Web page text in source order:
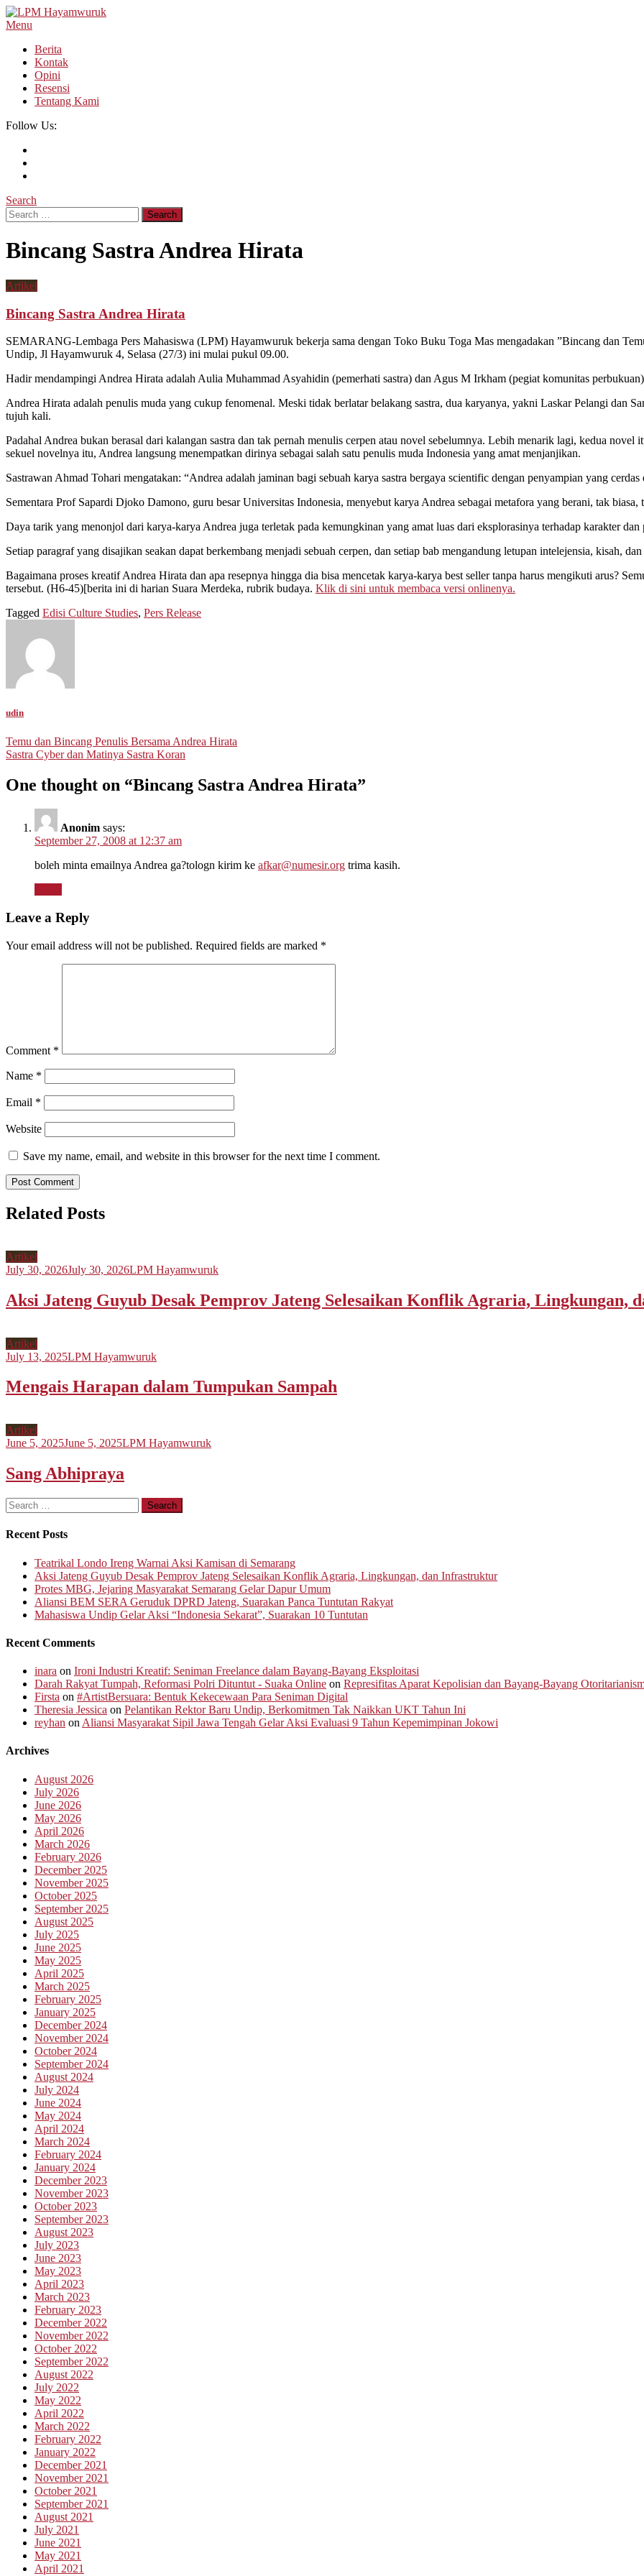
Skip
To
Menu
Berita
Kontak
Opini
Resensi
Tentang Kami
Follow Us:
Search
Search
for:
Bincang Sastra Andrea Hirata
Artikel
Bincang Sastra Andrea Hirata
SEMARANG-Lembaga Pers Mahasiswa (LPM) Hayamwuruk bekerja sama dengan Toko Buku Toga Mas mengadakan ”Bincang dan
Undip, Jl Hayamwuruk 4, Selasa (27/3) ini mulai pukul 09.00.
Hadir mendampingi Andrea Hirata adalah Aulia Muhammad Asyahidin (pemerhati sastra) dan Agus M Irkham (pegiat komunitas
Andrea Hirata adalah penulis muda yang cukup fenomenal. Meski tidak berlatar belakang sastra, dua karyanya, yakni Laskar Pelangi dan
tujuh kali.
Padahal Andrea bukan berasal dari kalangan sastra dan tak pernah menulis cerpen atau novel sebelumnya. Lebih menarik lagi, kedua
sekuel novelnya itu, Andrea langsung menempatkan dirinya sebagai salah satu penulis muda Indonesia yang amat menjanjikan.
Sastrawan Ahmad Tohari mengatakan: “Andrea adalah jaminan bagi sebuah karya sastra bergaya scientific dengan penyampian yang cerdas
Sementara Prof Sapardi Djoko Damono, guru besar Universitas Indonesia, menyebut karya Andrea sebagai metafora yang berani, tak
Daya tarik yang menonjol dari karya-karya Andrea juga terletak pada kemungkinan yang amat luas dari eksplorasinya terhadap karakter dan
Setiap paragraf yang disajikan seakan dapat berkembang menjadi sebuah cerpen, dan setiap bab mengandung letupan intelejensia, kisah,
Bagaimana proses kreatif Andrea Hirata dan apa resepnya hingga dia bisa mencetak karya-karya best seller tanpa harus mengikuti arus?
tersebut. (H6-45)[berita ini di harian Suara Merdeka, rubrik budaya. Klik di sini untuk membaca versi onlinenya.
Tagged Edisi Culture Studies, Pers Release
udin
Post
navigation
Temu dan Bincang Penulis Bersama Andrea Hirata
Sastra Cyber dan Matinya Sastra Koran
One thought on “Bincang Sastra Andrea Hirata”
Anonim says:
September 27, 2008 at 12:37 am
boleh minta emailnya Andrea ga?tologn kirim ke afkar@numesir.org trima kasih.
Leave a Reply
Your email address will not be published. Required fields are marked *
Comment *
Name *
Email *
Website
Save my name, email, and website in this browser for the next time I comment.
Related Posts
Artikel
July 30, 2026July 30, 2026LPM Hayamwuruk
Aksi Jateng Guyub Desak Pemprov Jateng Selesaikan Konflik Agraria, Lingkungan,
Artikel
July 13, 2025LPM Hayamwuruk
Mengais Harapan dalam Tumpukan Sampah
Artikel
June 5, 2025June 5, 2025LPM Hayamwuruk
Sang Abhipraya
Search
for:
Recent Posts
Teatrikal Londo Ireng Warnai Aksi Kamisan di Semarang
Aksi Jateng Guyub Desak Pemprov Jateng Selesaikan Konflik Agraria, Lingkungan, dan Infrastruktur
Protes MBG, Jejaring Masyarakat Semarang Gelar Dapur Umum
Aliansi BEM SERA Geruduk DPRD Jateng, Suarakan Panca Tuntutan Rakyat
Mahasiswa Undip Gelar Aksi “Indonesia Sekarat”, Suarakan 10 Tuntutan
Recent Comments
inara on Ironi Industri Kreatif: Seniman Freelance dalam Bayang-Bayang Eksploitasi
Darah Rakyat Tumpah, Reformasi Polri Dituntut - Suaka Online on Represifitas Aparat Kepolisian dan Bayang-Bayang
Firsta on #ArtistBersuara: Bentuk Kekecewaan Para Seniman Digital
Theresia Jessica on Pelantikan Rektor Baru Undip, Berkomitmen Tak Naikkan UKT Tahun Ini
reyhan on Aliansi Masyarakat Sipil Jawa Tengah Gelar Aksi Evaluasi 9 Tahun Kepemimpinan Jokowi
Archives
August 2026
July 2026
June 2026
May 2026
April 2026
March 2026
February 2026
December 2025
November 2025
October 2025
September 2025
August 2025
July 2025
June 2025
May 2025
April 2025
March 2025
February 2025
January 2025
December 2024
November 2024
October 2024
September 2024
August 2024
July 2024
June 2024
May 2024
April 2024
March 2024
February 2024
January 2024
December 2023
November 2023
October 2023
September 2023
August 2023
July 2023
June 2023
May 2023
April 2023
March 2023
February 2023
December 2022
November 2022
October 2022
September 2022
August 2022
July 2022
May 2022
April 2022
March 2022
February 2022
January 2022
December 2021
November 2021
October 2021
September 2021
August 2021
July 2021
June 2021
May 2021
April 2021